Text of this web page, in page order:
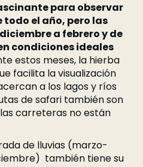
para observar
el año, pero las
a febrero y de
condiciones ideales
estos meses, la hierba
facilita la visualización
a los lagos y ríos
de safari también son
carreteras no están
de lluvias (marzo-
también tiene su